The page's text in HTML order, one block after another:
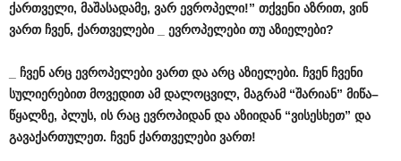
ქართველი, მაშასადამე, ვარ ევროპელი!” თქვენი აზრით, ვინ
ვართ ჩვენ, ქართველები ევროპელები თუ აზიელები?
ჩვენ არც ევროპელები ვართ და არც აზიელები. ჩვენ ჩვენი
სულიერებით მოვედით ამ დალოცვილ, მაგრამ “შარიან” მიწა–
წყალზე, პლუს, ის რაც ევროპიდან და აზიიდან“ვისესხეთ” და
გავაქართულეთ. ჩვენ ქართველები ვართ!